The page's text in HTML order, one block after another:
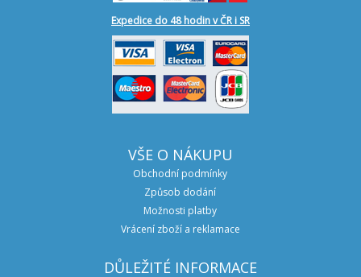
Expedice do 48 hodin v ČR i SR
VŠE O NÁKUPU
Obchodní podmínky
Způsob dodání
Možnosti platby
Vrácení zboží a reklamace
DŮLEŽITÉ INFORMACE